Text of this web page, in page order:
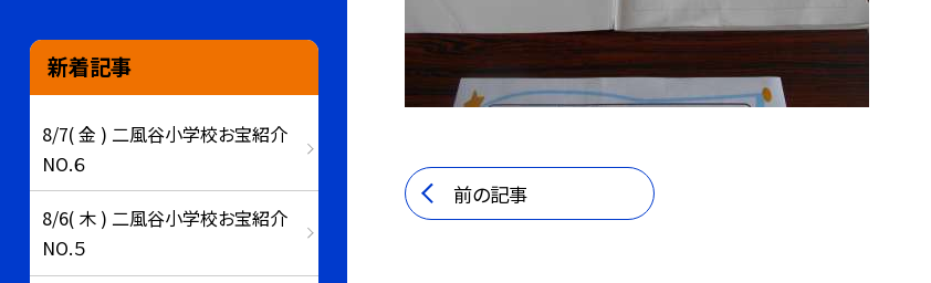
前の記事
新着記事
8/7( 金 ) 二風谷小学校お宝紹介
NO.６
8/6( 木 ) 二風谷小学校お宝紹介
NO.５